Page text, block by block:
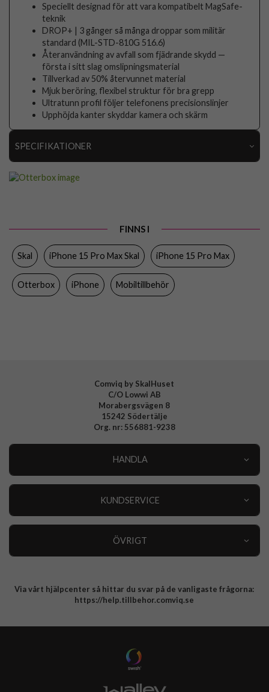
Speciellt designad för att vara kompatibelt MagSafe-
teknik
DROP+ | 3 gånger så många droppar som militär
standard (MIL-STD-810G 516.6)
Återanvändning av avfall som fjädrande skydd —
första i sitt slag omslipningsmaterial
Tillverkad av 50% återvunnet material
Mjuk beröring, flexibel struktur för bra grepp
Ultratunn profil följer telefonens precisionslinjer
Upphöjda kanter skyddar kamera och skärm
SPECIFIKATIONER
Färg
Material
Varumärke
FINNS I
Skal iPhone 15 Pro Max Skal iPhone 15 Pro Max
Otterbox iPhone Mobiltillbehör
Comviq by SkalHuset
C/O Lowwi AB
Morabergsvägen 8
15242 Södertälje
Org. nr: 556881-9238
HANDLA
KUNDSERVICE
ÖVRIGT
Integritetspolicy
Via vårt hjälpcenter så hittar du svar på de vanligaste frågorna:
https://help.tillbehor.comviq.se